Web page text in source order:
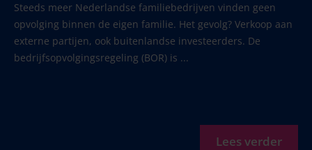
Steeds meer Nederlandse familiebedrijven vinden geen
opvolging binnen de eigen familie. Het gevolg? Verkoop aan
externe partijen, ook buitenlandse investeerders. De
bedrijfsopvolgingsregeling (BOR) is ...
Lees verder